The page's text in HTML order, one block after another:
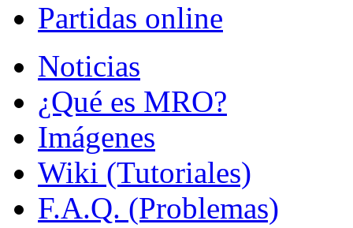
Partidas online
Noticias
¿Qué es MRO?
Imágenes
Wiki (Tutoriales)
F.A.Q. (Problemas)